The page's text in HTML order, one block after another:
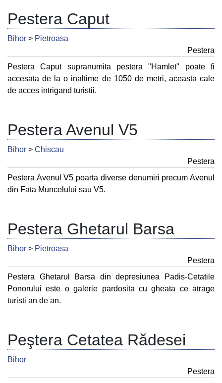
Pestera Caput
Bihor > Pietroasa
Pestera
Pestera Caput supranumita pestera "Hamlet" poate fi
accesata de la o inaltime de 1050 de metri, aceasta cale
de acces intrigand turistii.
Pestera Avenul V5
Bihor > Chiscau
Pestera
Pestera Avenul V5 poarta diverse denumiri precum Avenul
din Fata Muncelului sau V5.
Pestera Ghetarul Barsa
Bihor > Pietroasa
Pestera
Pestera Ghetarul Barsa din depresiunea Padis-Cetatile
Ponorului este o galerie pardosita cu gheata ce atrage
turisti an de an.
Peştera Cetatea Rădesei
Bihor
Pestera